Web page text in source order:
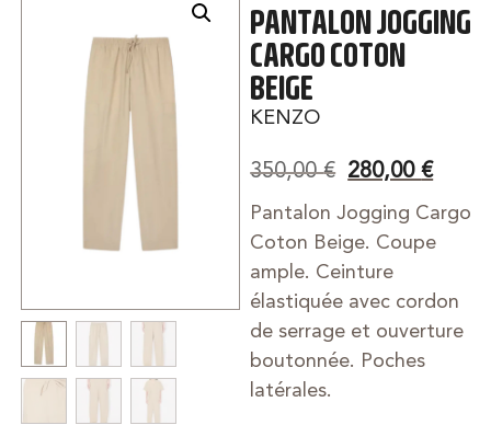
PANTALON JOGGING
CARGO COTON
BEIGE
KENZO
350,00€ 280,00€
Pantalon Jogging Cargo
Coton Beige. Coupe
ample. Ceinture
élastiquée avec cordon
de serrage et ouverture
boutonnée. Poches
latérales.